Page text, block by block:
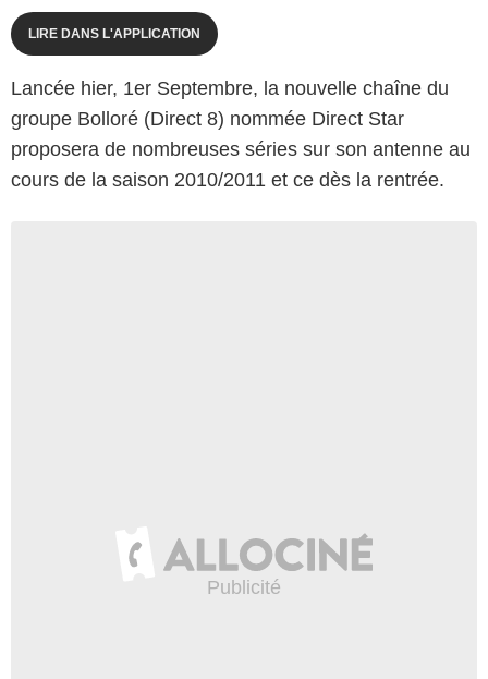
LIRE DANS L'APPLICATION
Lancée hier, 1er Septembre, la nouvelle chaîne du
groupe Bolloré (Direct 8) nommée Direct Star
proposera de nombreuses séries sur son antenne au
cours de la saison 2010/2011 et ce dès la rentrée.